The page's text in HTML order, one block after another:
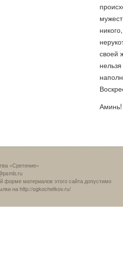
своей
Аминь!
«Сретение»
форме материалов этого сайта допустимо
на http://ogkochetkov.ru/